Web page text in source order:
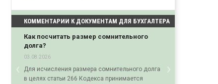
КОММЕНТАРИИ К ДОКУМЕНТАМ ДЛЯ БУХГАЛТЕРА
Как посчитать размер сомнительного
долга?
03.08.2026
Для исчисления размера сомнительного долга
в целях статьи 266 Кодекса принимается
‹Previous ›Next